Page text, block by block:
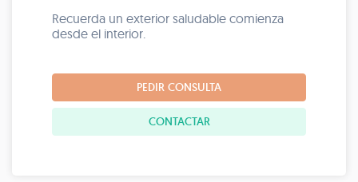
Recuerda un exterior saludable comienza
desde el interior.
PEDIR CONSULTA
CONTACTAR